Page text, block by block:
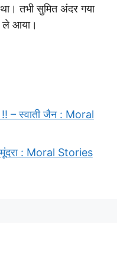
तभी सुमित अंदर गया
आया।
!! – स्वाती जैन : Moral
मूंदरा : Moral Stories